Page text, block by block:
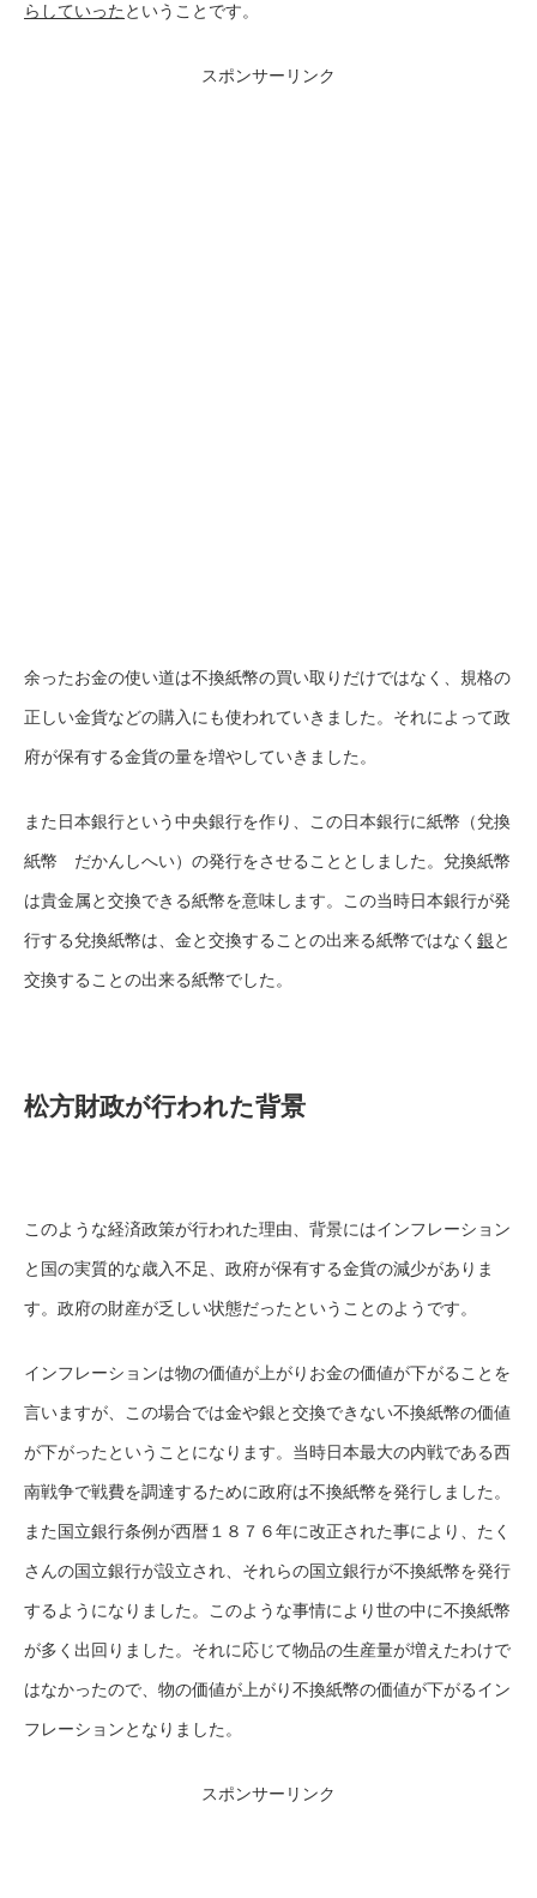
らしていった ということです。
スポンサーリンク
余ったお金の使い道は不換紙幣の買い取りだけではなく、規格の
正しい金貨などの購入にも使われていきました。それによって政
府が保有する金貨の量を増やしていきました。
また日本銀行という中央銀行を作り、この日本銀行に紙幣（兌換
紙幣 だかんしへい）の発行をさせることとしました。兌換紙幣
は貴金属と交換できる紙幣を意味します。この当時日本銀行が発
行する兌換紙幣は、金と交換することの出来る紙幣ではなく 銀と
交換することの出来る紙幣でした。
松方財政が行われた背景
このような経済政策が行われた理由、背景にはインフレーション
と国の実質的な歳入不足、政府が保有する金貨の減少がありま
す。政府の財産が乏しい状態だったということのようです。
インフレーションは物の価値が上がりお金の価値が下がることを
言いますが、この場合では金や銀と交換できない不換紙幣の価値
が下がったということになります。当時日本最大の内戦である西
南戦争で戦費を調達するために政府は不換紙幣を発行しました。
また国立銀行条例が西暦１８７６年に改正された事により、たく
さんの国立銀行が設立され、それらの国立銀行が不換紙幣を発行
するようになりました。このような事情により世の中に不換紙幣
が多く出回りました。それに応じて物品の生産量が増えたわけで
はなかったので、物の価値が上がり不換紙幣の価値が下がるイン
フレーションとなりました。
スポンサーリンク